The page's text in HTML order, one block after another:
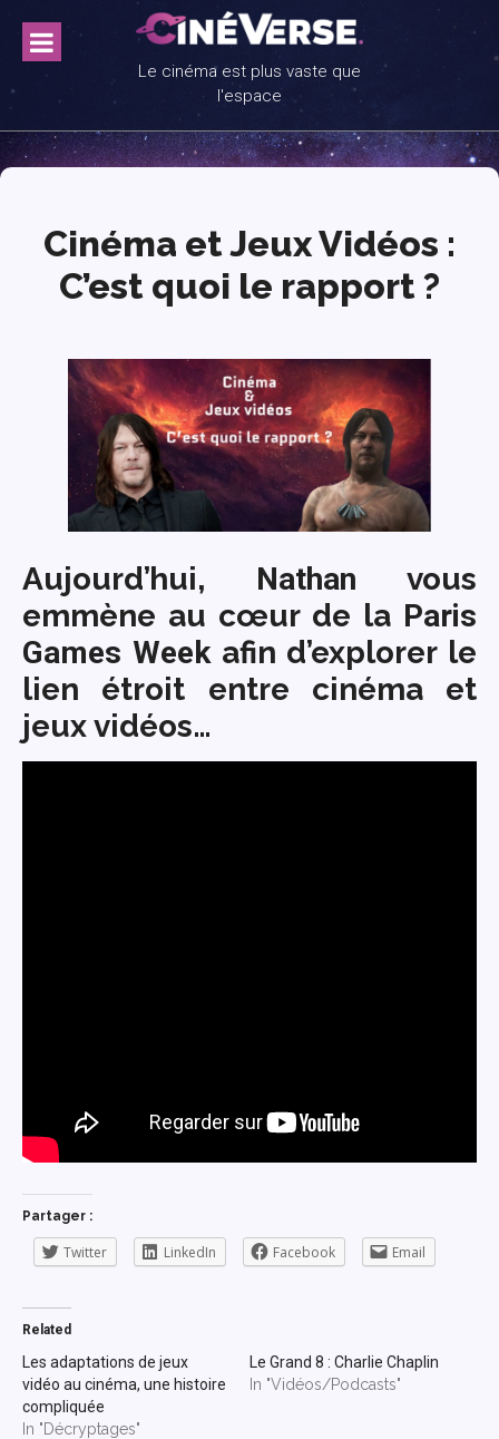
content
Le cinéma est plus vaste que
l'espace
Cinéma et Jeux Vidéos :
C’est quoi le rapport ?
Aujourd’hui, Nathan vous
emmène au cœur de la Paris
Games Weekafin d’explorer le
lien étroit entre cinéma et
jeux vidéos…
Partager :
Twitter LinkedIn Facebook Email
Related
Les adaptations de jeux
vidéo au cinéma, une histoire
compliquée
In "Décryptages"
Le Grand 8 : Charlie Chaplin
In "Vidéos/Podcasts"